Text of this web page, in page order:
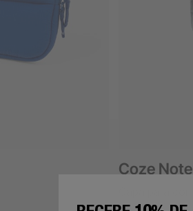
Coze Note